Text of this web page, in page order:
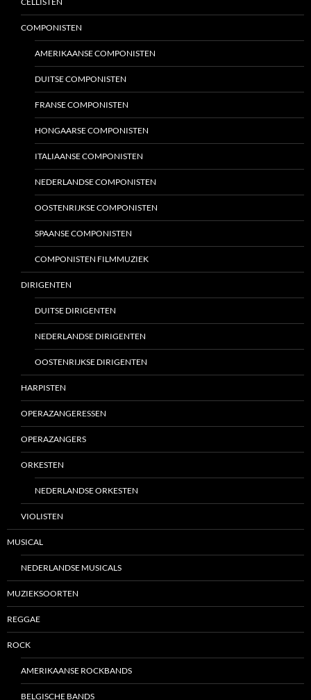
COMPONISTEN
AMERIKAANSE COMPONISTEN
DUITSE COMPONISTEN
FRANSE COMPONISTEN
HONGAARSE COMPONISTEN
ITALIAANSE COMPONISTEN
NEDERLANDSE COMPONISTEN
OOSTENRIJKSE COMPONISTEN
SPAANSE COMPONISTEN
COMPONISTEN FILMMUZIEK
DIRIGENTEN
DUITSE DIRIGENTEN
NEDERLANDSE DIRIGENTEN
OOSTENRIJKSE DIRIGENTEN
HARPISTEN
OPERAZANGERESSEN
OPERAZANGERS
ORKESTEN
NEDERLANDSE ORKESTEN
VIOLISTEN
MUSICAL
NEDERLANDSE MUSICALS
MUZIEKSOORTEN
REGGAE
ROCK
AMERIKAANSE ROCKBANDS
BELGISCHE BANDS